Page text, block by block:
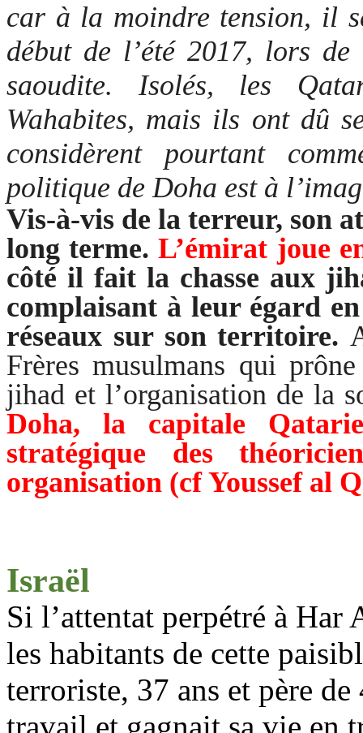
car à la moindre tension, il
début de l’été 2017, lors
saoudite. Isolés, les
Wahabites, mais ils ont dû
considèrent pourtant
politique de Doha est à
Vis-à-vis de la terreur, son
long terme.L’émirat joue
côté il fait la chasse aux
complaisant à leur égard
réseaux sur son territoire.
Frères musulmans qui
jihad et l’organisation de la
Doha, la capitale
stratégique des
organisation (cfYoussef al
Israël
Si l’attentat perpétré à Har
les habitants de cette
terroriste, 37 ans et père